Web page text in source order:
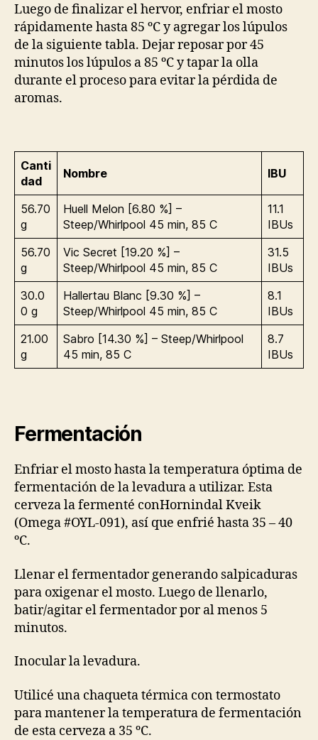
Luego de finalizar el hervor, enfriar el mosto
rápidamente hasta 85 ºC y agregar los lúpulos
de la siguiente tabla. Dejar reposar por 45
minutos los lúpulos a 85 ºC y tapar la olla
durante el proceso para evitar la pérdida de
aromas.
Canti
dad
Nombre IBU
56.70
g
Huell Melon [6.80 %] –
Steep/Whirlpool 45 min, 85 C
11.1
IBUs
56.70
g
Vic Secret [19.20 %] –
Steep/Whirlpool 45 min, 85 C
31.5
IBUs
30.0
0 g
Hallertau Blanc [9.30 %] –
Steep/Whirlpool 45 min, 85 C
8.1
IBUs
21.00
g
Sabro [14.30 %] – Steep/Whirlpool
45 min, 85 C
8.7
IBUs
Fermentación
Enfriar el mosto hasta la temperatura óptima de
fermentación de la levadura a utilizar. Esta
cerveza la fermenté conHornindal Kveik
(Omega #OYL-091), así que enfrié hasta 35 – 40
ºC.
Llenar el fermentador generando salpicaduras
para oxigenar el mosto. Luego de llenarlo,
batir/agitar el fermentador por al menos 5
minutos.
Inocular la levadura.
Utilicé una chaqueta térmica con termostato
para mantener la temperatura de fermentación
de esta cerveza a 35 ºC.